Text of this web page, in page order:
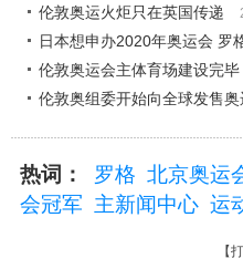
伦敦奥运火炬只在英国传递
日本想申办2020年奥运会 罗
伦敦奥运会主体育场建设完毕
伦敦奥组委开始向全球发售
热词： 罗格 北京奥运
会冠军 主新闻中心 运
【